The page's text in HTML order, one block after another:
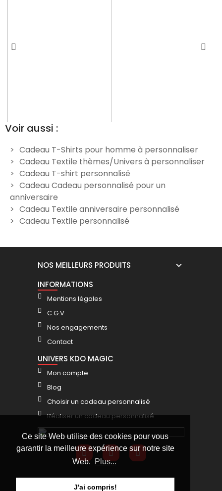
Ce site Web utilise des cookies pour vous
garantir la meilleure expérience sur notre site
Web. Plus...
J'ai compris!
T-Shirt homme "Je suis un
Papa qui déchire"
15,00 €
Tee Shirt Frôler la Perfection
19,90 €
Voir aussi :
Cadeau T-Shirts pour homme à personnaliser
Cadeau Textile thèmes/Univers à personnaliser
Cadeau T-shirt personnalisé
Cadeau Cadeau personnalisé pour un
anniversaire
Cadeau Textile anniversaire personnalisé
Cadeau Textile personnalisé
NOS MEILLEURS PRODUITS
INFORMATIONS
Mentions légales
C.G.V
Nos engagements
Contact
UNIVERS KDO MAGIC
Mon compte
Blog
Choisir un cadeau personnalisé
Réaliser un cadeau personnalisé